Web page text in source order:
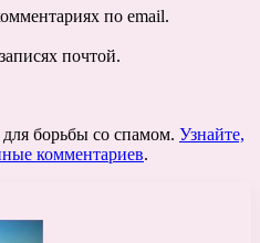
по email.
почтой.
борьбы со спамом. Узнайте,
комментариев.